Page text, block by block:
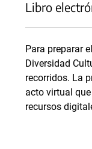
Libro
Para preparar
Diversidad
recorridos. La
acto virtual
recursos